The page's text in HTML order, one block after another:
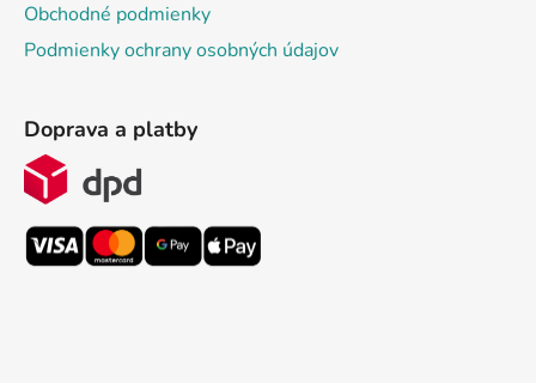
Obchodné podmienky
Podmienky ochrany osobných údajov
Doprava a platby